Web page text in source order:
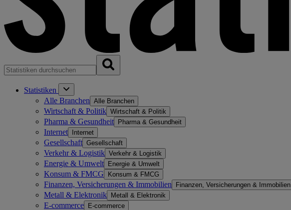
Statistiken
Alle Branchen Alle Branchen
Wirtschaft & Politik Wirtschaft & Politik
Pharma & Gesundheit Pharma & Gesundheit
Internet Internet
Gesellschaft Gesellschaft
Verkehr & Logistik Verkehr & Logistik
Energie & Umwelt Energie & Umwelt
Konsum & FMCG Konsum & FMCG
Finanzen, Versicherungen & Immobilien Finanzen, Versicherungen & Immobilien
Metall & Elektronik Metall & Elektronik
E-commerce E-commerce